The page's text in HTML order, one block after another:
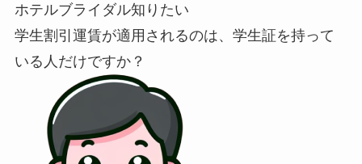
ホテルブライダル知りたい
学生割引運賃が適用されるのは、学生証を持って
いる人だけですか？